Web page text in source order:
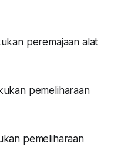
peremajaan alat
pemeliharaan
pemeliharaan